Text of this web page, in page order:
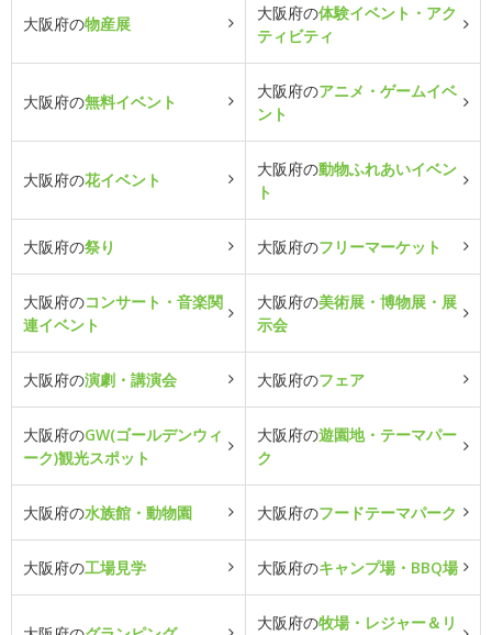
大阪府の物産展
大阪府の体験イベント・アク
ティビティ
大阪府の無料イベント
大阪府のアニメ・ゲームイベ
ント
大阪府の花イベント
大阪府の動物ふれあいイベン
ト
大阪府の祭り 大阪府のフリーマーケット
大阪府のコンサート・音楽関
連イベント
大阪府の美術展・博物展・展
示会
大阪府の演劇・講演会 大阪府のフェア
大阪府のGW(ゴールデンウィ
ーク)観光スポット
大阪府の遊園地・テーマパー
ク
大阪府の水族館・動物園 大阪府のフードテーマパーク
大阪府の工場見学 大阪府のキャンプ場・BBQ場
大阪府の牧場・レジャー＆リ